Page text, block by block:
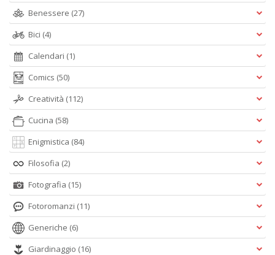
Benessere (27)
Bici (4)
Calendari (1)
Comics (50)
Creatività (112)
Cucina (58)
Enigmistica (84)
Filosofia (2)
Fotografia (15)
Fotoromanzi (11)
Generiche (6)
Giardinaggio (16)